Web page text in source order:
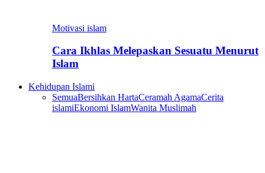
Motivasi islam
Cara Ikhlas Melepaskan Sesuatu Menurut
Islam
Kehidupan Islami
SemuaBersihkan HartaCeramah AgamaCerita
islamiEkonomi IslamWanita Muslimah